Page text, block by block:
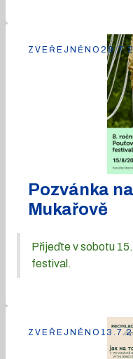
Pozvánka
Mukařově
Přijeďte v sobotu
festival.
ZVEŘEJNĚNO
ZVEŘEJNĚNO